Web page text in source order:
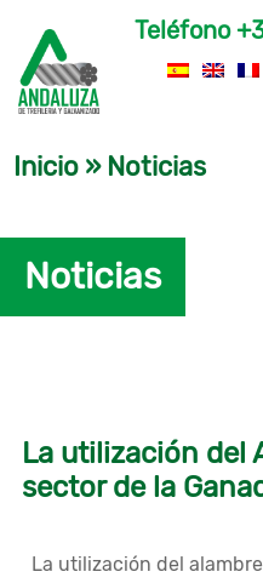
Teléfono
Inicio » Noticias
Noticias
La utilización del
sector de la
La utilización del